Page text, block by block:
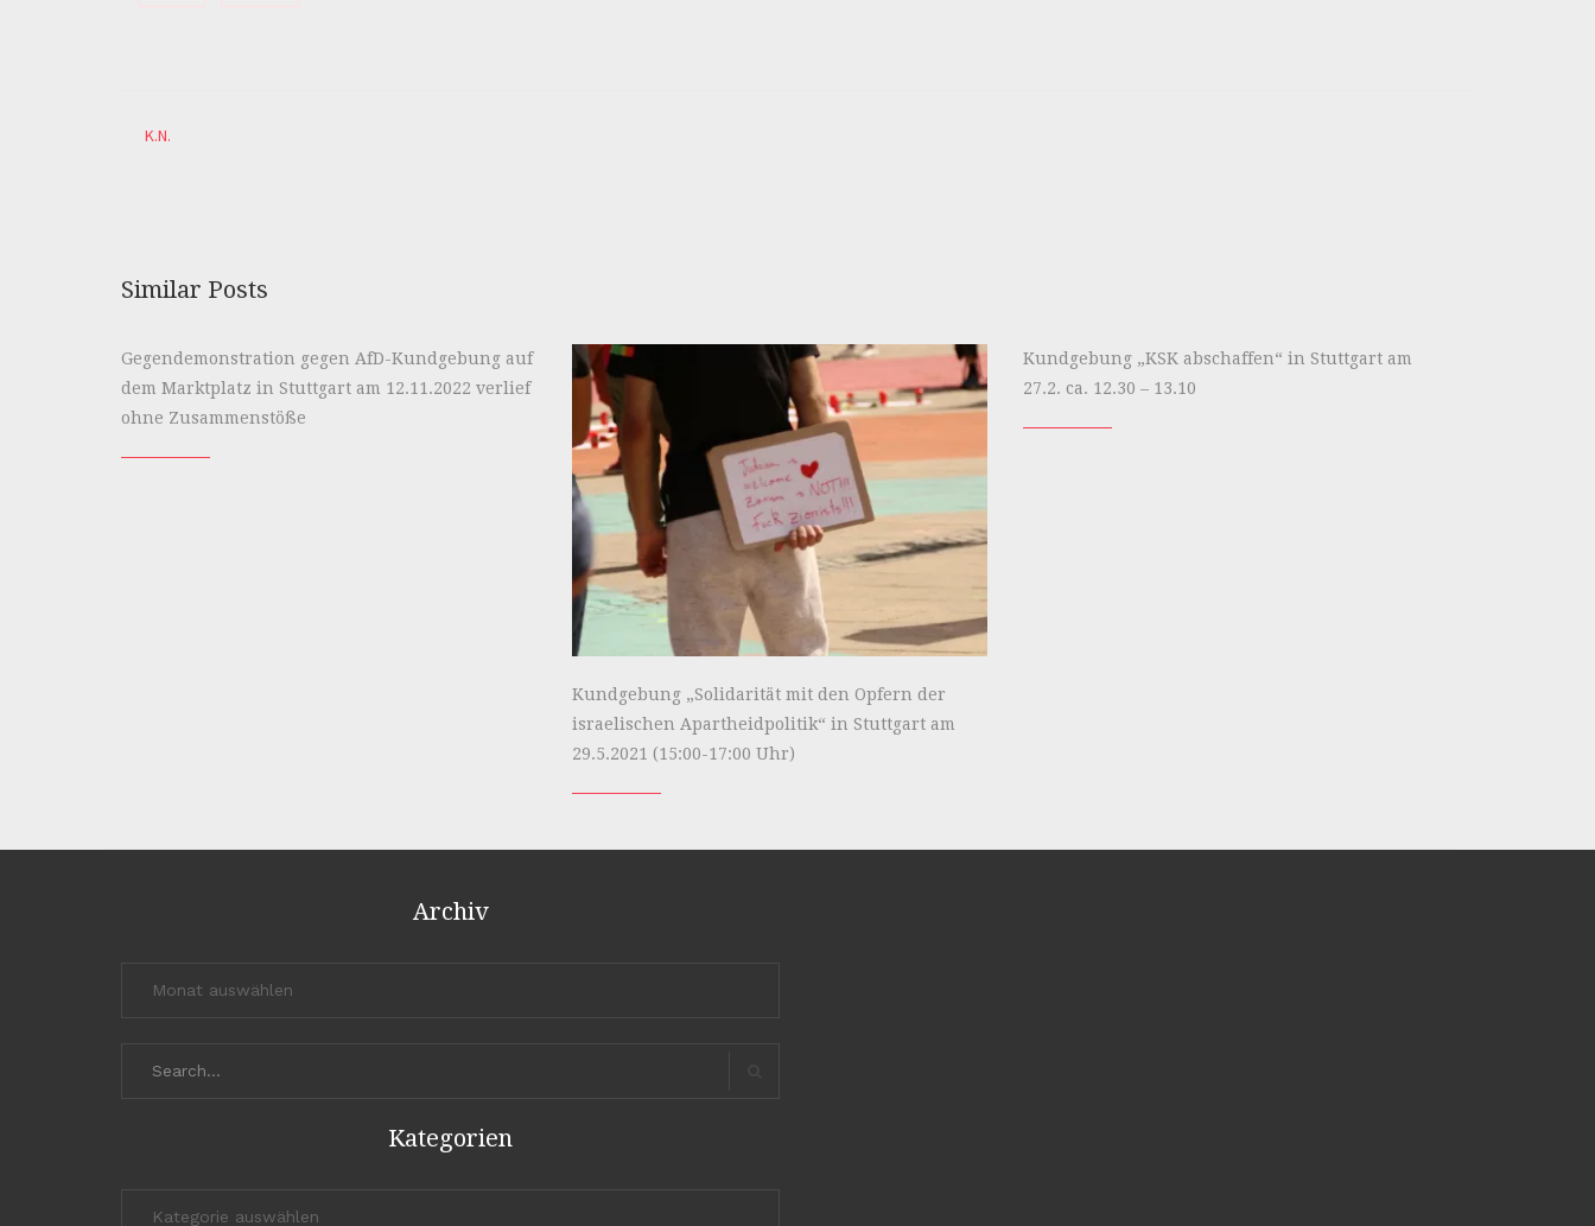
K.N.
Similar Posts
Gegendemonstration gegen AfD-Kundgebung auf
dem Marktplatz in Stuttgart am 12.11.2022 verlief
ohne Zusammenstöße
Kundgebung „Solidarität mit den Opfern der
israelischen Apartheidpolitik“ in Stuttgart am
29.5.2021 (15:00-17:00 Uhr)
Kundgebung „KSK abschaffen“ in Stuttgart am
27.2. ca. 12.30 – 13.10
Archiv
Kategorien